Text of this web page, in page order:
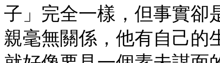
子」完全一樣，但事實卻
親毫無關係，他有自己的